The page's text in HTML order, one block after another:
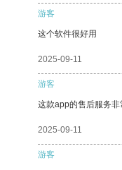
游客
这个软件很好用
2025-09-11
游客
这款app的售后服务非
2025-09-11
游客